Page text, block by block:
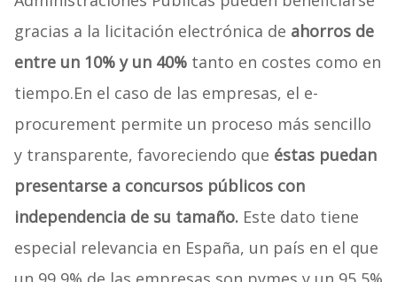
gracias a la licitación electrónica de ahorros de
entre un 10% y un 40%tanto en costes como en
tiempo.En el caso de las empresas, el e-
procurement permite un proceso más sencillo
y transparente, favoreciendo que éstas puedan
presentarse a concursos públicos con
independencia de su tamaño.Este dato tiene
especial relevancia en España, un país en el que